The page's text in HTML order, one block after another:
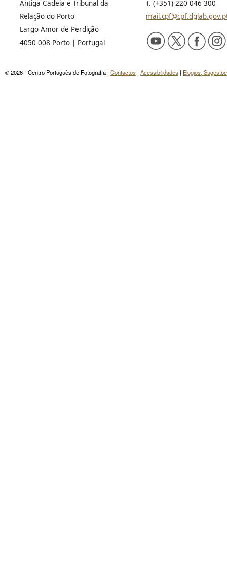
Antiga Cadeia e Tribunal da
Relação do Porto
Largo Amor de Perdição
4050-008 Porto | Portugal
T. (+351) 220 046 300
© 2026 - Centro Português de Fotografia | Contactos | Acessibilidades | Elogios,